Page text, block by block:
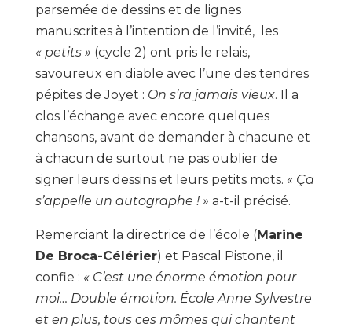
parsemée de dessins et de lignes
manuscrites à l’intention de l’invité, les
« petits » (cycle 2) ont pris le relais,
savoureux en diable avec l’une des tendres
pépites de Joyet : On s’ra jamais vieux. Il a
clos l’échange avec encore quelques
chansons, avant de demander à chacune et
à chacun de surtout ne pas oublier de
signer leurs dessins et leurs petits mots. « Ça
s’appelle un autographe ! » a-t-il précisé.
Remerciant la directrice de l’école (Marine
De Broca-Célérier) et Pascal Pistone, il
confie : « C’est une énorme émotion pour
moi… Double émotion. École Anne Sylvestre
et en plus, tous ces mômes qui chantent